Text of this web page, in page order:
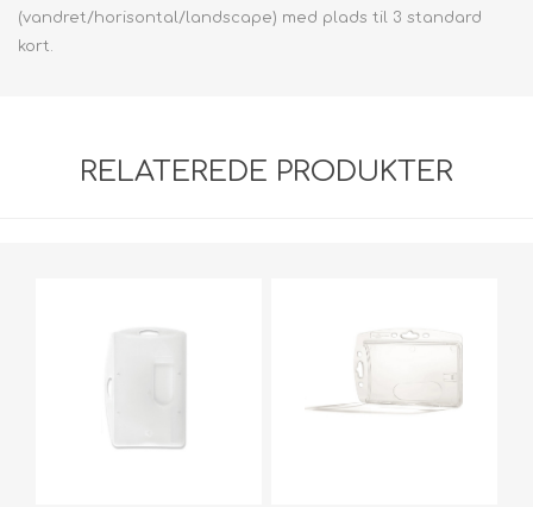
(vandret/horisontal/landscape) med plads til 3 standard
kort.
RELATEREDE PRODUKTER